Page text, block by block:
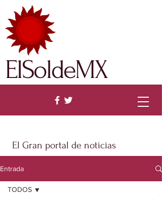
El Gran portal de noticias
ElSoldeMX
Entrada
TODOS